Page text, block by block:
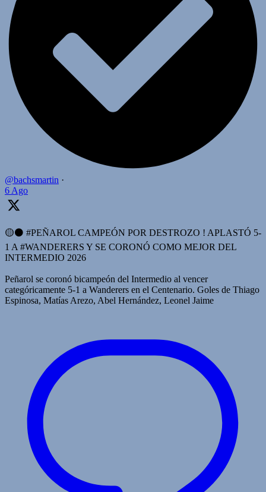
@bachsmartin ·
6 Ago
🟡⚫️ #PEÑAROL CAMPEÓN POR DESTROZO ! APLASTÓ 5-
1 A #WANDERERS Y SE CORONÓ COMO MEJOR DEL
INTERMEDIO 2026
Peñarol se coronó bicampeón del Intermedio al vencer
categóricamente 5-1 a Wanderers en el Centenario. Goles de Thiago
Espinosa, Matías Arezo, Abel Hernández, Leonel Jaime